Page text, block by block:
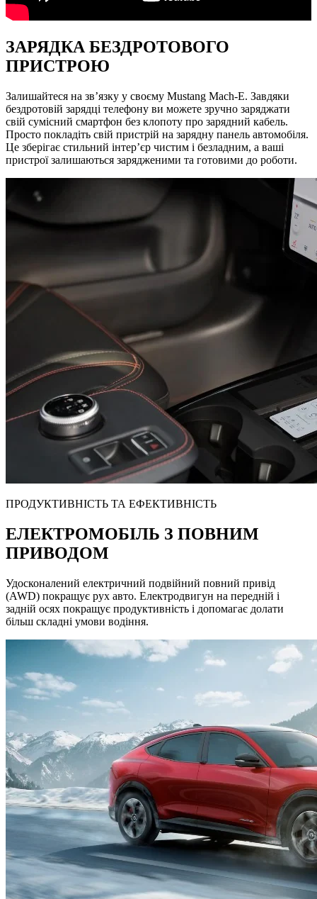
ЗАРЯДКА БЕЗДРОТОВОГО
ПРИСТРОЮ
Залишайтеся на зв’язку у своєму Mustang Mach-E. Завдяки
бездротовій зарядці телефону ви можете зручно заряджати
свій сумісний смартфон без клопоту про зарядний кабель.
Просто покладіть свій пристрій на зарядну панель автомобіля.
Це зберігає стильний інтер’єр чистим і безладним, а ваші
пристрої залишаються зарядженими та готовими до роботи.
ПРОДУКТИВНІСТЬ ТА ЕФЕКТИВНІСТЬ
ЕЛЕКТРОМОБІЛЬ З ПОВНИМ
ПРИВОДОМ
Удосконалений електричний подвійний повний привід
(AWD) покращує рух авто. Електродвигун на передній і
задній осях покращує продуктивність і допомагає долати
більш складні умови водіння.